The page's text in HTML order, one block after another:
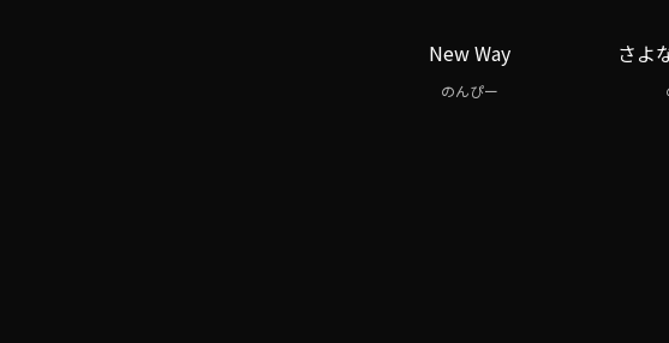
New Way
のんぴー
さよ